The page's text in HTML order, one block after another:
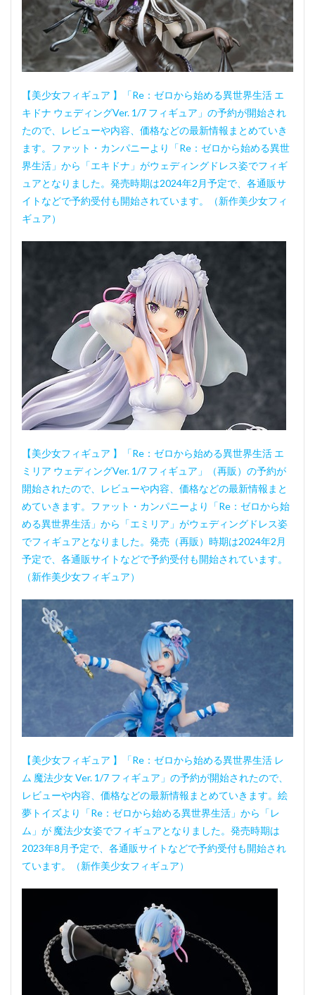
【美少女フィギュア 】「Re：ゼロから始める異世界生活 エ
キドナ ウェディングVer. 1/7 フィギュア」の予約が開始され
たので、レビューや内容、価格などの最新情報まとめていき
ます。ファット・カンパニーより「Re：ゼロから始める異世
界生活」から「エキドナ」がウェディングドレス姿でフィギ
ュアとなりました。発売時期は2024年2月予定で、各通販サ
イトなどで予約受付も開始されています。（新作美少女フィ
ギュア）
【美少女フィギュア 】「Re：ゼロから始める異世界生活 エ
ミリア ウェディングVer. 1/7 フィギュア」（再販）の予約が
開始されたので、レビューや内容、価格などの最新情報まと
めていきます。ファット・カンパニーより「Re：ゼロから始
める異世界生活」から「エミリア」がウェディングドレス姿
でフィギュアとなりました。発売（再販）時期は2024年2月
予定で、各通販サイトなどで予約受付も開始されています。
（新作美少女フィギュア）
【美少女フィギュア 】「Re：ゼロから始める異世界生活 レ
ム 魔法少女 Ver. 1/7 フィギュア」の予約が開始されたので、
レビューや内容、価格などの最新情報まとめていきます。絵
夢トイズより「Re：ゼロから始める異世界生活」から「レ
ム」が 魔法少女姿でフィギュアとなりました。発売時期は
2023年8月予定で、各通販サイトなどで予約受付も開始され
ています。（新作美少女フィギュア）